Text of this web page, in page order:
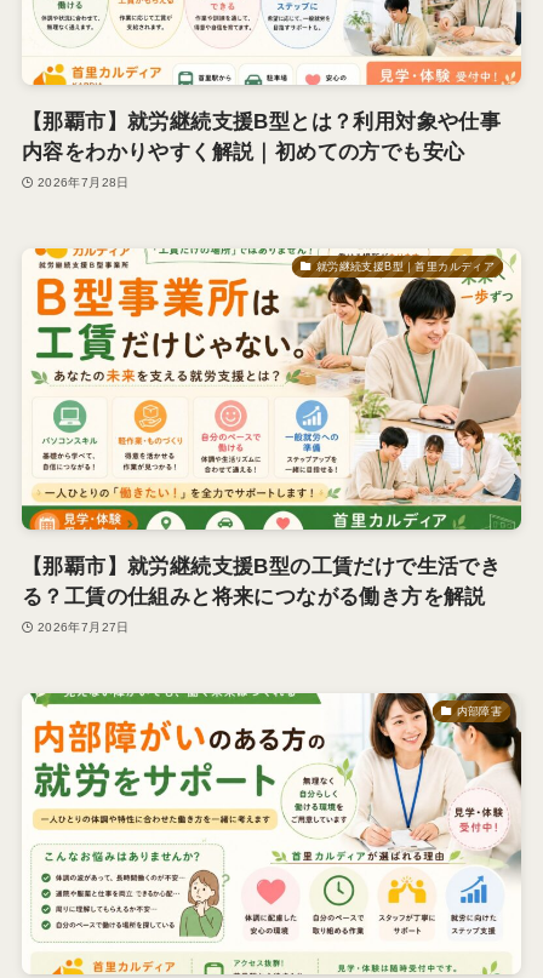
【那覇市】就労継続支援B型とは？利用対象や仕事
内容をわかりやすく解説｜初めての方でも安心
2026年7月28日
就労継続支援B型｜首里カルディア
【那覇市】就労継続支援B型の工賃だけで生活でき
る？工賃の仕組みと将来につながる働き方を解説
2026年7月27日
内部障害